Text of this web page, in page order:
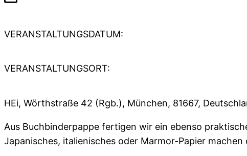
VERANSTALTUNGSDATUM:
VERANSTALTUNGSORT:
HEi, Wörthstraße 42 (Rgb.), München, 81667,
Aus Buchbinderpappe fertigen wir ein ebenso
Japanisches, italienisches oder Marmor-Papier